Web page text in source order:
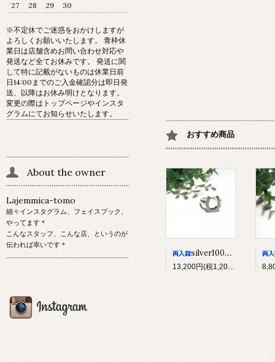
おすすめ商品
silver1000*純銀製*馬蹄リング(L)
13,200円(税1,200円)
27
28 29 30
※不定休でご迷惑をおかけしますが
よろしくお願いいたします。 青枠休
業日は店舗含めお問い合わせ対応や
発送など全てお休みです。 発送に関
して特に記載がないものは休業日前
日14:00までのご入金確認分は即日発
送、以降はお休み明けとなります。
変更の際はトップページやインスタ
グラムにてお知らせいたします。
About the owner
Lajemmica-tomo
細々インスタグラム、フェイスブック、
やってます＊
こんなスタッフ、こんな店、というのが
伝われば幸いです＊